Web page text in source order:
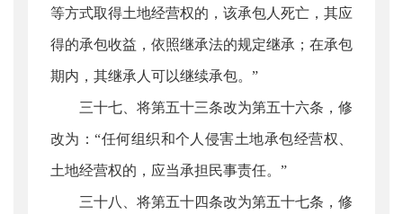
等方式取得土地经营权的，该承包人死亡，其应
得的承包收益，依照继承法的规定继承；在承包
期内，其继承人可以继续承包。”
三十七、将第五十三条改为第五十六条，修
改为：“任何组织和个人侵害土地承包经营权、
土地经营权的，应当承担民事责任。”
三十八、将第五十四条改为第五十七条，修